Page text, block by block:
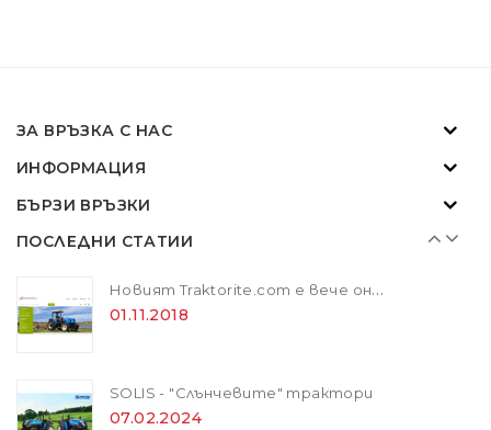
ЗА ВРЪЗКА С НАС
ИНФОРМАЦИЯ
БЪРЗИ ВРЪЗКИ
ПОСЛЕДНИ СТАТИИ
01.11.2018
Новият Traktorite.com е вече онлайн
01.11.2018
SOLIS - "Слънчевите" трактори
07.02.2024